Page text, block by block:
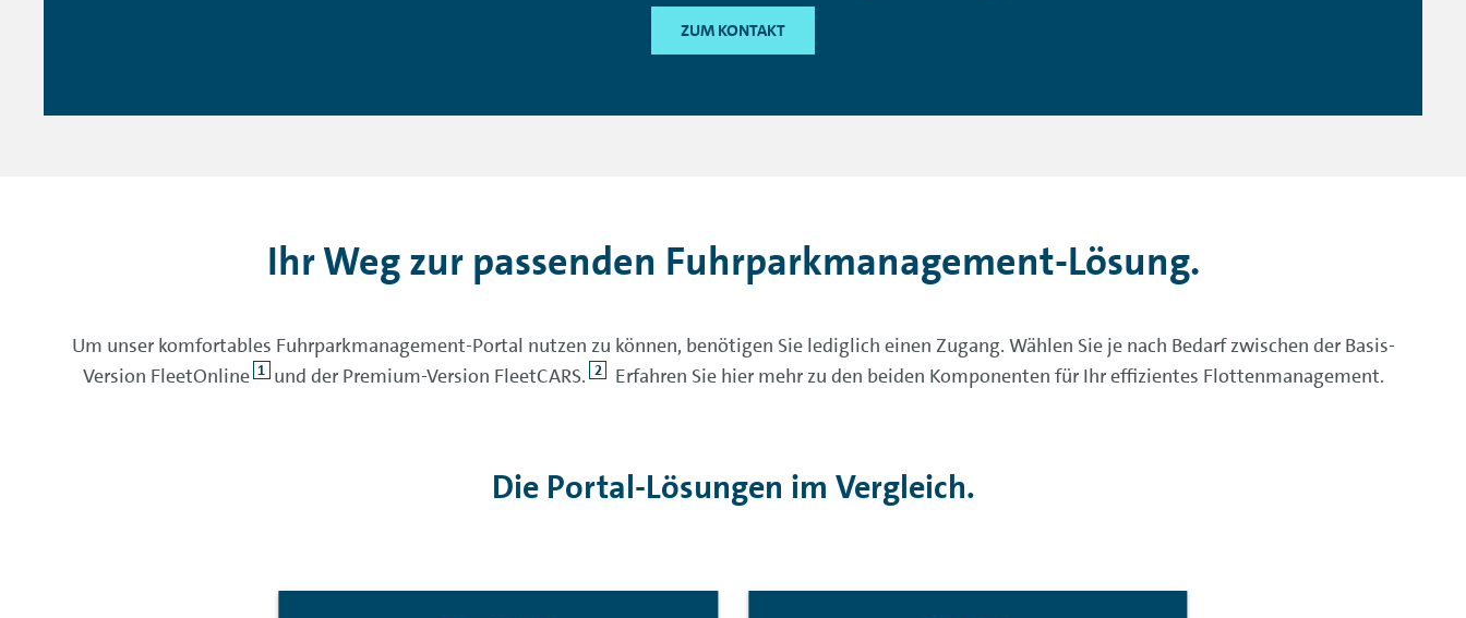
ZUM KONTAKT
Ihr Weg zur passenden Fuhrparkmanagement-Lösung.
Um unser komfortables Fuhrparkmanagement-Portal nutzen zu können, benötigen Sie lediglich einen Zugang. Wählen Sie je nach Bedarf zwischen der Basis-
Version FleetOnline 1 und der Premium-Version FleetCARS. 2 Erfahren Sie hier mehr zu den beiden Komponenten für Ihr effizientes Flottenmanagement.
Die Portal-Lösungen im Vergleich.